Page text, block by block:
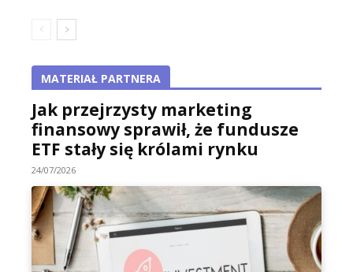
MATERIAŁ PARTNERA
Jak przejrzysty marketing
finansowy sprawił, że fundusze
ETF stały się królami rynku
24/07/2026